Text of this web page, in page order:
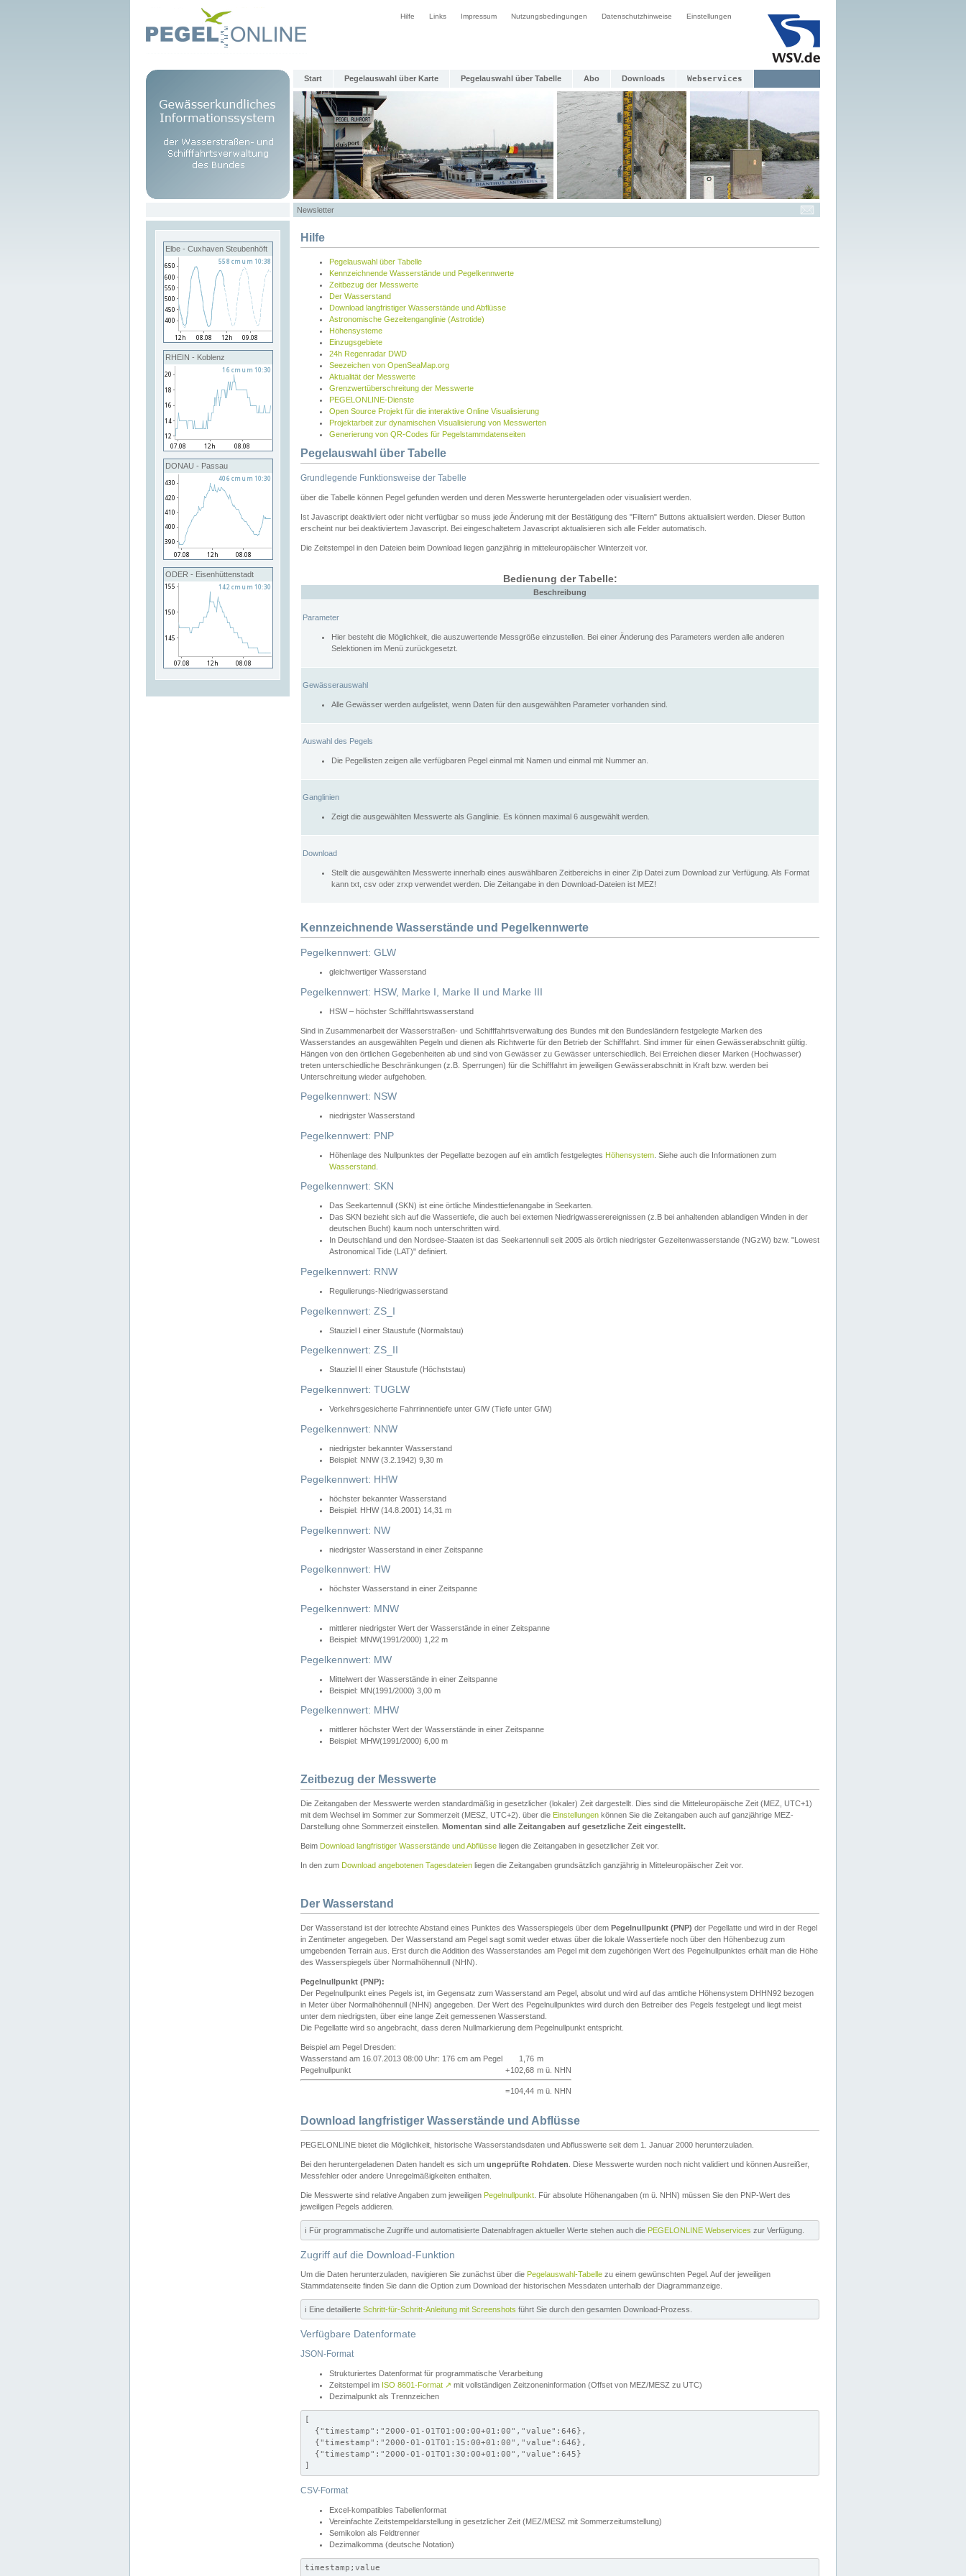
Hilfe Links Impressum Nutzungsbedingungen Datenschutzhinweise Einstellungen
Start Pegelauswahl über Karte Pegelauswahl über Tabelle Abo Downloads Webservices
Newsletter
Elbe - Cuxhaven Steubenhöft
RHEIN - Koblenz
DONAU - Passau
ODER - Eisenhüttenstadt
Hilfe
Pegelauswahl über Tabelle
Kennzeichnende Wasserstände und Pegelkennwerte
Zeitbezug der Messwerte
Der Wasserstand
Download langfristiger Wasserstände und Abflüsse
Astronomische Gezeitenganglinie (Astrotide)
Höhensysteme
Einzugsgebiete
24h Regenradar DWD
Seezeichen von OpenSeaMap.org
Aktualität der Messwerte
Grenzwertüberschreitung der Messwerte
PEGELONLINE-Dienste
Open Source Projekt für die interaktive Online Visualisierung
Projektarbeit zur dynamischen Visualisierung von Messwerten
Generierung von QR-Codes für Pegelstammdatenseiten
Pegelauswahl über Tabelle
Grundlegende Funktionsweise der Tabelle
über die Tabelle können Pegel gefunden werden und deren Messwerte heruntergeladen oder visualisiert werden.
Ist Javascript deaktiviert oder nicht verfügbar so muss jede Änderung mit der Bestätigung des "Filtern" Buttons aktualisiert werden. Dieser Button
erscheint nur bei deaktiviertem Javascript. Bei eingeschaltetem Javascript aktualisieren sich alle Felder automatisch.
Die Zeitstempel in den Dateien beim Download liegen ganzjährig in mitteleuropäischer Winterzeit vor.
Bedienung der Tabelle:
Beschreibung
Parameter
Hier besteht die Möglichkeit, die auszuwertende Messgröße einzustellen. Bei einer Änderung des Parameters werden alle anderen
Selektionen im Menü zurückgesetzt.
Gewässerauswahl
Alle Gewässer werden aufgelistet, wenn Daten für den ausgewählten Parameter vorhanden sind.
Auswahl des Pegels
Die Pegellisten zeigen alle verfügbaren Pegel einmal mit Namen und einmal mit Nummer an.
Ganglinien
Zeigt die ausgewählten Messwerte als Ganglinie. Es können maximal 6 ausgewählt werden.
Download
Stellt die ausgewählten Messwerte innerhalb eines auswählbaren Zeitbereichs in einer Zip Datei zum Download zur Verfügung. Als Format
kann txt, csv oder zrxp verwendet werden. Die Zeitangabe in den Download-Dateien ist MEZ!
Kennzeichnende Wasserstände und Pegelkennwerte
Pegelkennwert: GLW
gleichwertiger Wasserstand
Pegelkennwert: HSW, Marke I, Marke II und Marke III
HSW – höchster Schifffahrtswasserstand
Sind in Zusammenarbeit der Wasserstraßen- und Schifffahrtsverwaltung des Bundes mit den Bundesländern festgelegte Marken des
Wasserstandes an ausgewählten Pegeln und dienen als Richtwerte für den Betrieb der Schifffahrt. Sind immer für einen Gewässerabschnitt gültig.
Hängen von den örtlichen Gegebenheiten ab und sind von Gewässer zu Gewässer unterschiedlich. Bei Erreichen dieser Marken (Hochwasser)
treten unterschiedliche Beschränkungen (z.B. Sperrungen) für die Schifffahrt im jeweiligen Gewässerabschnitt in Kraft bzw. werden bei
Unterschreitung wieder aufgehoben.
Pegelkennwert: NSW
niedrigster Wasserstand
Pegelkennwert: PNP
Höhenlage des Nullpunktes der Pegellatte bezogen auf ein amtlich festgelegtes Höhensystem . Siehe auch die Informationen zum
Wasserstand
Pegelkennwert: SKN
Das Seekartennull (SKN) ist eine örtliche Mindesttiefenangabe in Seekarten.
Das SKN bezieht sich auf die Wassertiefe, die auch bei extemen Niedrigwasserereignissen (z.B bei anhaltenden ablandigen Winden in der
deutschen Bucht) kaum noch unterschritten wird.
In Deutschland und den Nordsee-Staaten ist das Seekartennull seit 2005 als örtlich niedrigster Gezeitenwasserstande (NGzW) bzw. "Lowest
Astronomical Tide (LAT)" definiert.
Pegelkennwert: RNW
Regulierungs-Niedrigwasserstand
Pegelkennwert: ZS_I
Stauziel I einer Staustufe (Normalstau)
Pegelkennwert: ZS_II
Stauziel II einer Staustufe (Höchststau)
Pegelkennwert: TUGLW
Verkehrsgesicherte Fahrrinnentiefe unter GlW (Tiefe unter GlW)
Pegelkennwert: NNW
niedrigster bekannter Wasserstand
Beispiel: NNW (3.2.1942) 9,30 m
Pegelkennwert: HHW
höchster bekannter Wasserstand
Beispiel: HHW (14.8.2001) 14,31 m
Pegelkennwert: NW
niedrigster Wasserstand in einer Zeitspanne
Pegelkennwert: HW
höchster Wasserstand in einer Zeitspanne
Pegelkennwert: MNW
mittlerer niedrigster Wert der Wasserstände in einer Zeitspanne
Beispiel: MNW(1991/2000) 1,22 m
Pegelkennwert: MW
Mittelwert der Wasserstände in einer Zeitspanne
Beispiel: MN(1991/2000) 3,00 m
Pegelkennwert: MHW
mittlerer höchster Wert der Wasserstände in einer Zeitspanne
Beispiel: MHW(1991/2000) 6,00 m
Zeitbezug der Messwerte
Die Zeitangaben der Messwerte werden standardmäßig in gesetzlicher (lokaler) Zeit dargestellt. Dies sind die Mitteleuropäische Zeit (MEZ, UTC+1)
mit dem Wechsel im Sommer zur Sommerzeit (MESZ, UTC+2). über die Einstellungen können Sie die Zeitangaben auch auf ganzjährige MEZ-
Darstellung ohne Sommerzeit einstellen. Momentan sind alle Zeitangaben auf gesetzliche Zeit eingestellt.
Beim Download langfristiger Wasserstände und Abflüsse liegen die Zeitangaben in gesetzlicher Zeit vor.
In den zum Download angebotenen Tagesdateien liegen die Zeitangaben grundsätzlich ganzjährig in Mitteleuropäischer Zeit vor.
Der Wasserstand
Der Wasserstand ist der lotrechte Abstand eines Punktes des Wasserspiegels über dem Pegelnullpunkt (PNP) der Pegellatte und wird in der Regel
in Zentimeter angegeben. Der Wasserstand am Pegel sagt somit weder etwas über die lokale Wassertiefe noch über den Höhenbezug zum
umgebenden Terrain aus. Erst durch die Addition des Wasserstandes am Pegel mit dem zugehörigen Wert des Pegelnullpunktes erhält man die Höhe
des Wasserspiegels über Normalhöhennull (NHN).
Pegelnullpunkt (PNP):
Der Pegelnullpunkt eines Pegels ist, im Gegensatz zum Wasserstand am Pegel, absolut und wird auf das amtliche Höhensystem DHHN92 bezogen
in Meter über Normalhöhennull (NHN) angegeben. Der Wert des Pegelnullpunktes wird durch den Betreiber des Pegels festgelegt und liegt meist
unter dem niedrigsten, über eine lange Zeit gemessenen Wasserstand.
Die Pegellatte wird so angebracht, dass deren Nullmarkierung dem Pegelnullpunkt entspricht.
Beispiel am Pegel Dresden:
Wasserstand am 16.07.2013 08:00 Uhr: 176 cm am Pegel
1,76 m
Pegelnullpunkt
+102,68 m ü. NHN
=104,44 m ü. NHN
Download langfristiger Wasserstände und Abflüsse
PEGELONLINE bietet die Möglichkeit, historische Wasserstandsdaten und Abflusswerte seit dem 1. Januar 2000 herunterzuladen.
Bei den heruntergeladenen Daten handelt es sich um ungeprüfte Rohdaten . Diese Messwerte wurden noch nicht validiert und können Ausreißer,
Messfehler oder andere Unregelmäßigkeiten enthalten.
Die Messwerte sind relative Angaben zum jeweiligen Pegelnullpunkt . Für absolute Höhenangaben (m ü. NHN) müssen Sie den PNP-Wert des
jeweiligen Pegels addieren.
ℹ️ Für programmatische Zugriffe und automatisierte Datenabfragen aktueller Werte stehen auch die PEGELONLINE Webservices zur Verfügung.
Zugriff auf die Download-Funktion
Um die Daten herunterzuladen, navigieren Sie zunächst über die Pegelauswahl-Tabelle zu einem gewünschten Pegel. Auf der jeweiligen
Stammdatenseite finden Sie dann die Option zum Download der historischen Messdaten unterhalb der Diagrammanzeige.
ℹ️ Eine detaillierte Schritt-für-Schritt-Anleitung mit Screenshots führt Sie durch den gesamten Download-Prozess.
Verfügbare Datenformate
JSON-Format
Strukturiertes Datenformat für programmatische Verarbeitung
Zeitstempel im ISO 8601-Format ↗ mit vollständigen Zeitzoneninformation (Offset von MEZ/MESZ zu UTC)
Dezimalpunkt als Trennzeichen
[
  {"timestamp":"2000-01-01T01:00:00+01:00","value":646},
  {"timestamp":"2000-01-01T01:15:00+01:00","value":646},
  {"timestamp":"2000-01-01T01:30:00+01:00","value":645}
]
CSV-Format
Excel-kompatibles Tabellenformat
Vereinfachte Zeitstempeldarstellung in gesetzlicher Zeit (MEZ/MESZ mit Sommerzeitumstellung)
Semikolon als Feldtrenner
Dezimalkomma (deutsche Notation)
timestamp;value